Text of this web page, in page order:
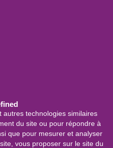
technologies similaires
du site ou pour répondre à
que pour mesurer et analyser
vous proposer sur le site du